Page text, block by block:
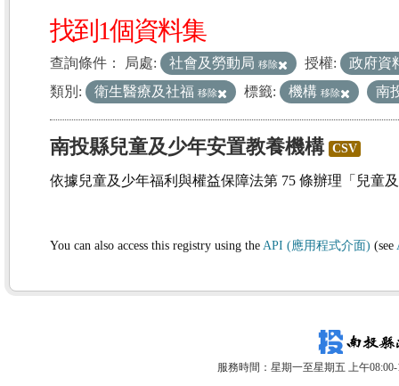
找到1個資料集
查詢條件： 局處: 社會及勞動局 移除 授權:
政府資
類別:
衛生醫療及社福 移除 標籤: 機構 移除 南
南投縣兒童及少年安置教養機構 CSV
依據兒童及少年福利與權益保障法第 75 條辦理「兒童
You can also access this registry using the API (應用程式介面) (see
服務時間：星期一至星期五 上午